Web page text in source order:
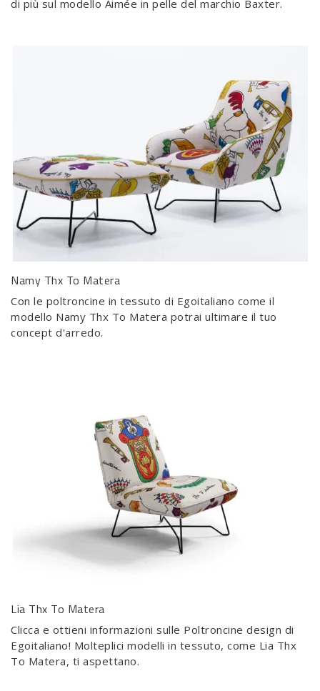
di più sul modello Aimée in pelle del marchio Baxter.
Namy Thx To Matera
Con le poltroncine in tessuto di Egoitaliano come il
modello Namy Thx To Matera potrai ultimare il tuo
concept d'arredo.
Lia Thx To Matera
Clicca e ottieni informazioni sulle Poltroncine design di
Egoitaliano! Molteplici modelli in tessuto, come Lia Thx
To Matera, ti aspettano.